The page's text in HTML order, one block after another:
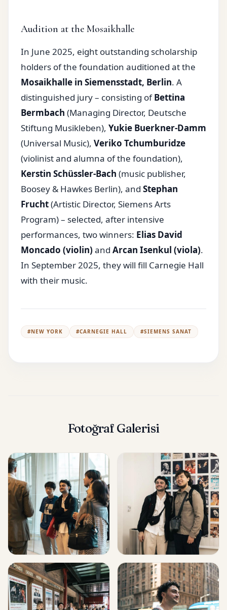
Audition at the Mosaikhalle
In June 2025, eight outstanding scholarship
holders of the foundation auditioned at the
Mosaikhalle in Siemensstadt, Berlin. A
distinguished jury – consisting ofBettina
Bermbach (Managing Director, Deutsche
Stiftung Musikleben), Yukie Buerkner-Damm
(Universal Music), Veriko Tchumburidze
(violinist and alumna of the foundation),
Kerstin Schüssler-Bach (music publisher,
Boosey & Hawkes Berlin), and Stephan
Frucht(Artistic Director, Siemens Arts
Program) – selected, after intensive
performances, two winners: Elias David
Moncado (violin) and Arcan Isenkul (viola).
In September 2025, they will fill Carnegie Hall
with their music.
#NEW YORK #CARNEGIE HALL #SIEMENS SANAT
Fotoğraf Galerisi